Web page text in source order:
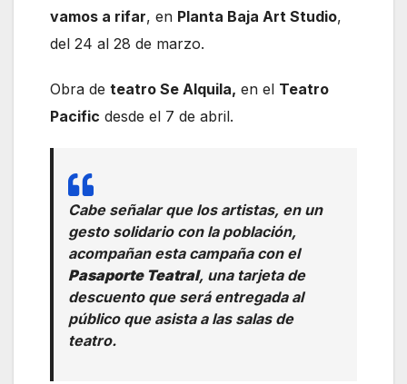
vamos a rifar, en Planta Baja Art Studio,
del 24 al 28 de marzo.
Obra de teatro Se Alquila, en el Teatro
Pacific desde el 7 de abril.
Cabe señalar que los artistas, en un
gesto solidario con la población,
acompañan esta campaña con el
Pasaporte Teatral, una tarjeta de
descuento que será entregada al
público que asista a las salas de
teatro.